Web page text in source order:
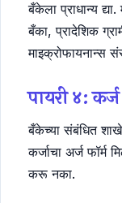
बँकेला प्राधान्य
बँका, प्रादेशिक
माइक्रोफायनान्स
पायरी ४:
बँकेच्या संबंधित
कर्जाचा अर्ज फॉर्म
करू नका.